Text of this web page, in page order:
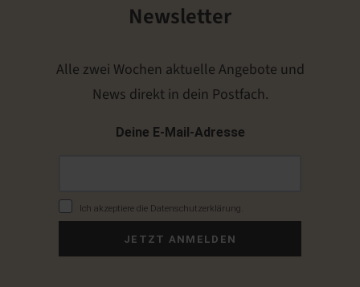
Newsletter
Alle zwei Wochen aktuelle Angebote und
News direkt in dein Postfach.
Deine E-Mail-Adresse
Ich akzeptiere die Datenschutzerklärung.
JETZT ANMELDEN